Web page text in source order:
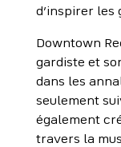
d’inspirer les
Downtown
gardiste et
dans les
seulement
également
travers la